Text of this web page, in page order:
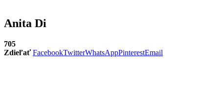
Anita Di
705
Zdieľať FacebookTwitterWhatsAppPinterestEmail